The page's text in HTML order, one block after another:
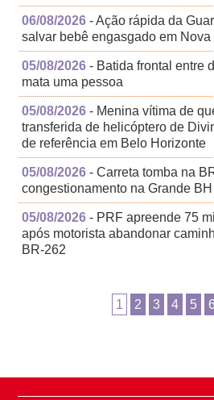
06/08/2026 - Ação rápida da
salvar bebê engasgado em Nova
05/08/2026 - Batida frontal entre
mata uma pessoa
05/08/2026 - Menina vítima de
transferida de helicóptero de
de referência em Belo Horizonte
05/08/2026 - Carreta tomba na
congestionamento na Grande BH
05/08/2026 - PRF apreende 75
após motorista abandonar
BR-262
1 2 3 4 5 6